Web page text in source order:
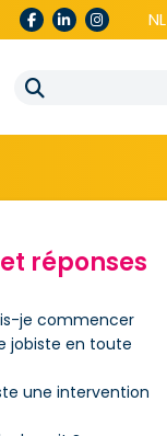
NL
réponses
je commencer
jobiste en toute
une intervention